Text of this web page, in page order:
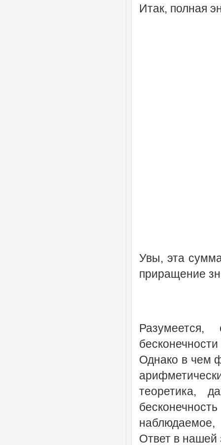
Итак, полная
Увы, эта
приращение
Однако в чем
теоретика,
наблюдаемое,
Ответ в нашей